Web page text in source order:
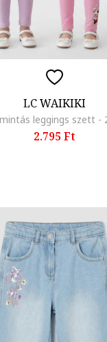
LC WAIKIKI
2.795 Ft